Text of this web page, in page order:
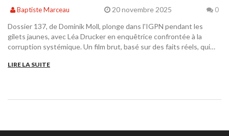
Baptiste Marceau 20 novembre 2025 0
Dossier 137, de Dominik Moll, plonge dans l'IGPN pendant les
gilets jaunes, avec Léa Drucker en enquêtrice confrontée à la
corruption systémique. Un film brut, basé sur des faits réels, qui
LIRE LA SUITE